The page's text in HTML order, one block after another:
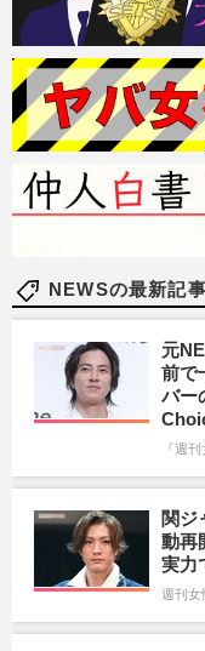
NEWSの最新記事
元
前で
バー
『週
関ジ
動再
実力
週刊女